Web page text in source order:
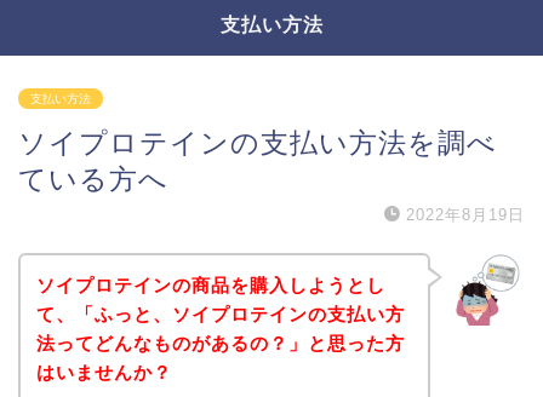
支払い方法
支払い方法
ソイプロテインの支払い方法を調べ
ている方へ
2022年8月19日
ソイプロテインの商品を購入しようとし
て、「ふっと、ソイプロテインの支払い方
法ってどんなものがあるの？」と思った方
はいませんか？